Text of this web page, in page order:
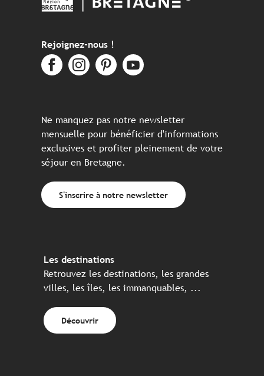
Rejoignez-nous !
Ne manquez pas notre newsletter
mensuelle pour bénéficier d'informations
exclusives et profiter pleinement de votre
séjour en Bretagne.
S'inscrire à notre newsletter
Les destinations
Retrouvez les destinations, les grandes
villes, les îles, les immanquables, ...
Découvrir